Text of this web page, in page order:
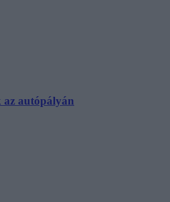
az autópályán